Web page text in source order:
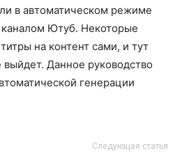
в автоматическом режиме
Ютуб. Некоторые
на контент сами, и тут
Данное руководство
генерации
Следующая статья